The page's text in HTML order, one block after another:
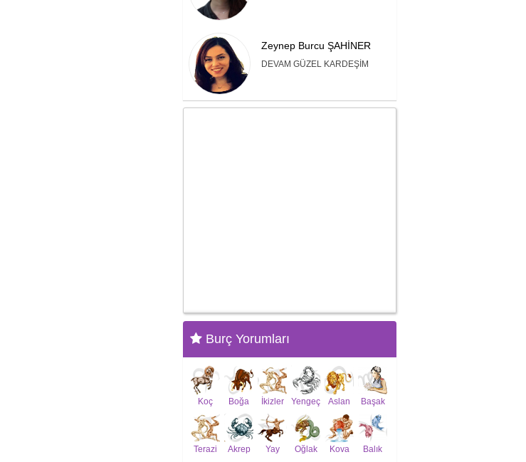
Zeynep Burcu ŞAHİNER
DEVAM GÜZEL KARDEŞİM
Burç Yorumları
Koç Boğa İkizler Yengeç Aslan Başak
Terazi Akrep Yay Oğlak Kova Balık